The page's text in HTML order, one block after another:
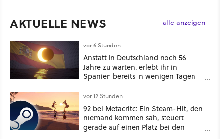
AKTUELLE NEWS alle anzeigen
vor 6 Stunden
Anstatt in Deutschland noch 56
Jahre zu warten, erlebt ihr in
Spanien bereits in wenigen Tagen
vor 12 Stunden
92 bei Metacritc: Ein Steam-Hit, den
niemand kommen sah, steuert
gerade auf einen Platz bei den